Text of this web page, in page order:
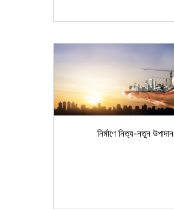
নির্মাণে নিত্য-নতুন উপাদান